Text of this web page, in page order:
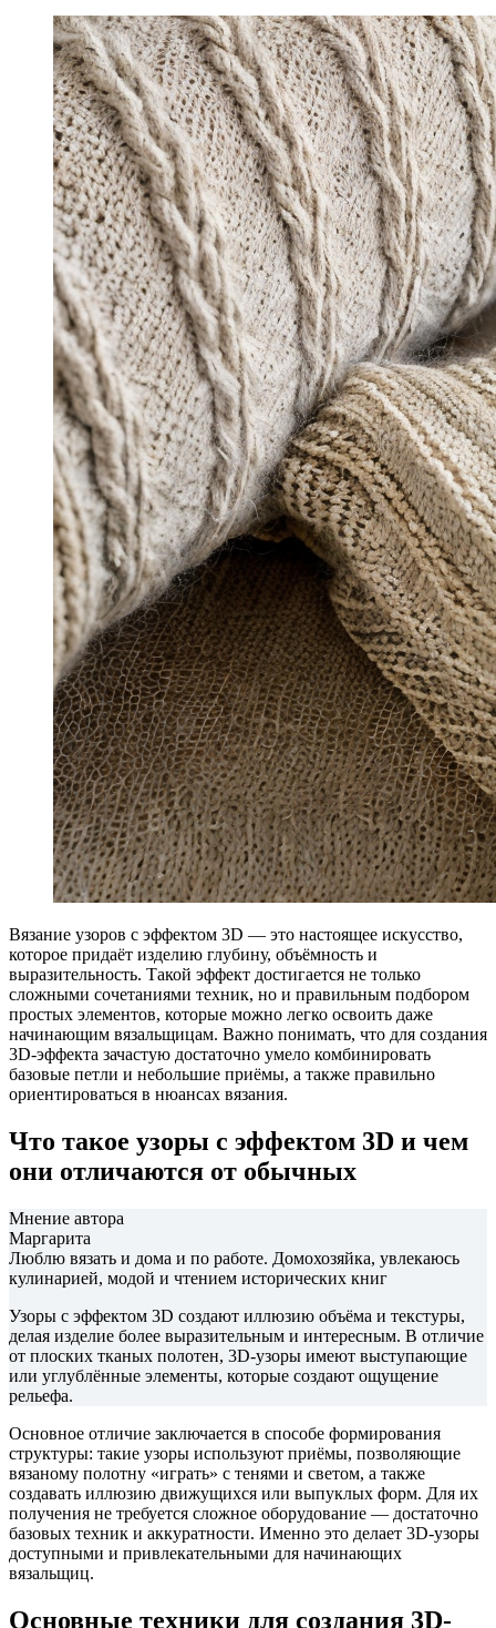
Вязание узоров с эффектом 3D — это настоящее искусство,
которое придаёт изделию глубину, объёмность и
выразительность. Такой эффект достигается не только
сложными сочетаниями техник, но и правильным подбором
простых элементов, которые можно легко освоить даже
начинающим вязальщицам. Важно понимать, что для создания
3D-эффекта зачастую достаточно умело комбинировать
базовые петли и небольшие приёмы, а также правильно
ориентироваться в нюансах вязания.
Что такое узоры с эффектом 3D и чем
они отличаются от обычных
Мнение автора
Маргарита
Люблю вязать и дома и по работе. Домохозяйка, увлекаюсь
кулинарией, модой и чтением исторических книг
Узоры с эффектом 3D создают иллюзию объёма и текстуры,
делая изделие более выразительным и интересным. В отличие
от плоских тканых полотен, 3D-узоры имеют выступающие
или углублённые элементы, которые создают ощущение
рельефа.
Основное отличие заключается в способе формирования
структуры: такие узоры используют приёмы, позволяющие
вязаному полотну «играть» с тенями и светом, а также
создавать иллюзию движущихся или выпуклых форм. Для их
получения не требуется сложное оборудование — достаточно
базовых техник и аккуратности. Именно это делает 3D-узоры
доступными и привлекательными для начинающих
вязальщиц.
Основные техники для создания 3D-